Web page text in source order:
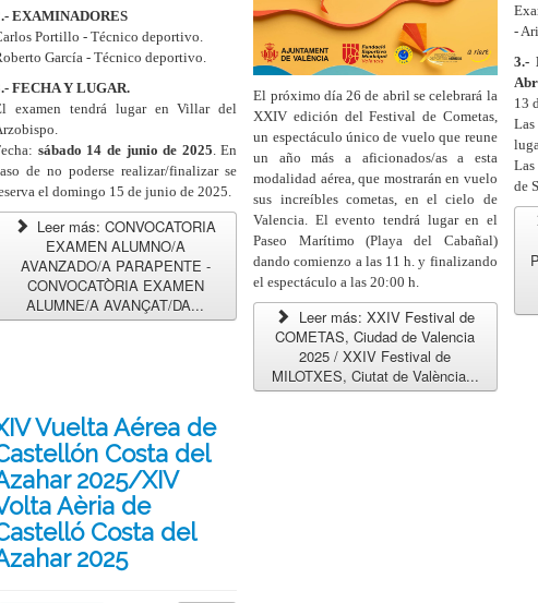
EXAMINADORES
Portillo - Técnico deportivo.
García - Técnico deportivo.
FECHA Y LUGAR.
examen tendrá lugar en Villar del
sábado 14 de junio de 2025. En
de no poderse realizar/finalizar se
el domingo 15 de junio de 2025.
Leer más: CONVOCATORIA
EXAMEN ALUMNO/A
AVANZADO/A PARAPENTE -
CONVOCATÒRIA EXAMEN
ALUMNE/A AVANÇAT/DA...
El próximo día 26 de abril se celebrará la
XXIV edición del Festival de Cometas,
un espectáculo único de vuelo que reune
un año más a aficionados/as a esta
modalidad aérea, que mostrarán en vuelo
sus increíbles cometas, en el cielo de
Valencia. El evento tendrá lugar en el
Paseo Marítimo (Playa del Cabañal)
dando comienzo a las 11 h. y finalizando
el espectáculo a las 20:00 h.
Leer más: XXIV Festival de
COMETAS, Ciudad de Valencia
2025 / XXIV Festival de
MILOTXES, Ciutat de València...
-
3.-
13
de
Vuelta Aérea de
Costa del
2025/XIV
Aèria de
Costa del
2025